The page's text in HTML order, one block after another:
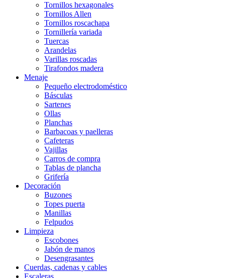
Tornillos hexagonales
Tornillos Allen
Tornillos roscachapa
Tornillería variada
Tuercas
Arandelas
Varillas roscadas
Tirafondos madera
Menaje
Pequeño electrodoméstico
Básculas
Sartenes
Ollas
Planchas
Barbacoas y paelleras
Cafeteras
Vajillas
Carros de compra
Tablas de plancha
Grifería
Decoración
Buzones
Topes puerta
Manillas
Felpudos
Limpieza
Escobones
Jabón de manos
Desengrasantes
Cuerdas, cadenas y cables
Escaleras